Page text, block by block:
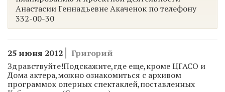
Анастасии Геннадьевне Акаченок по телефону
332-00-30
25 июня 2012
Григорий
Здравствуйте!Подскажите,где еще,кроме ЦГАСО и
Дома актера,можно ознакомиться с архивом
программок оперных спектаклей,поставленных